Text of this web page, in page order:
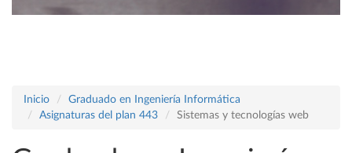
Inicio
Graduado en Ingeniería Informática
Asignaturas del plan 443
Sistemas y tecnologías web